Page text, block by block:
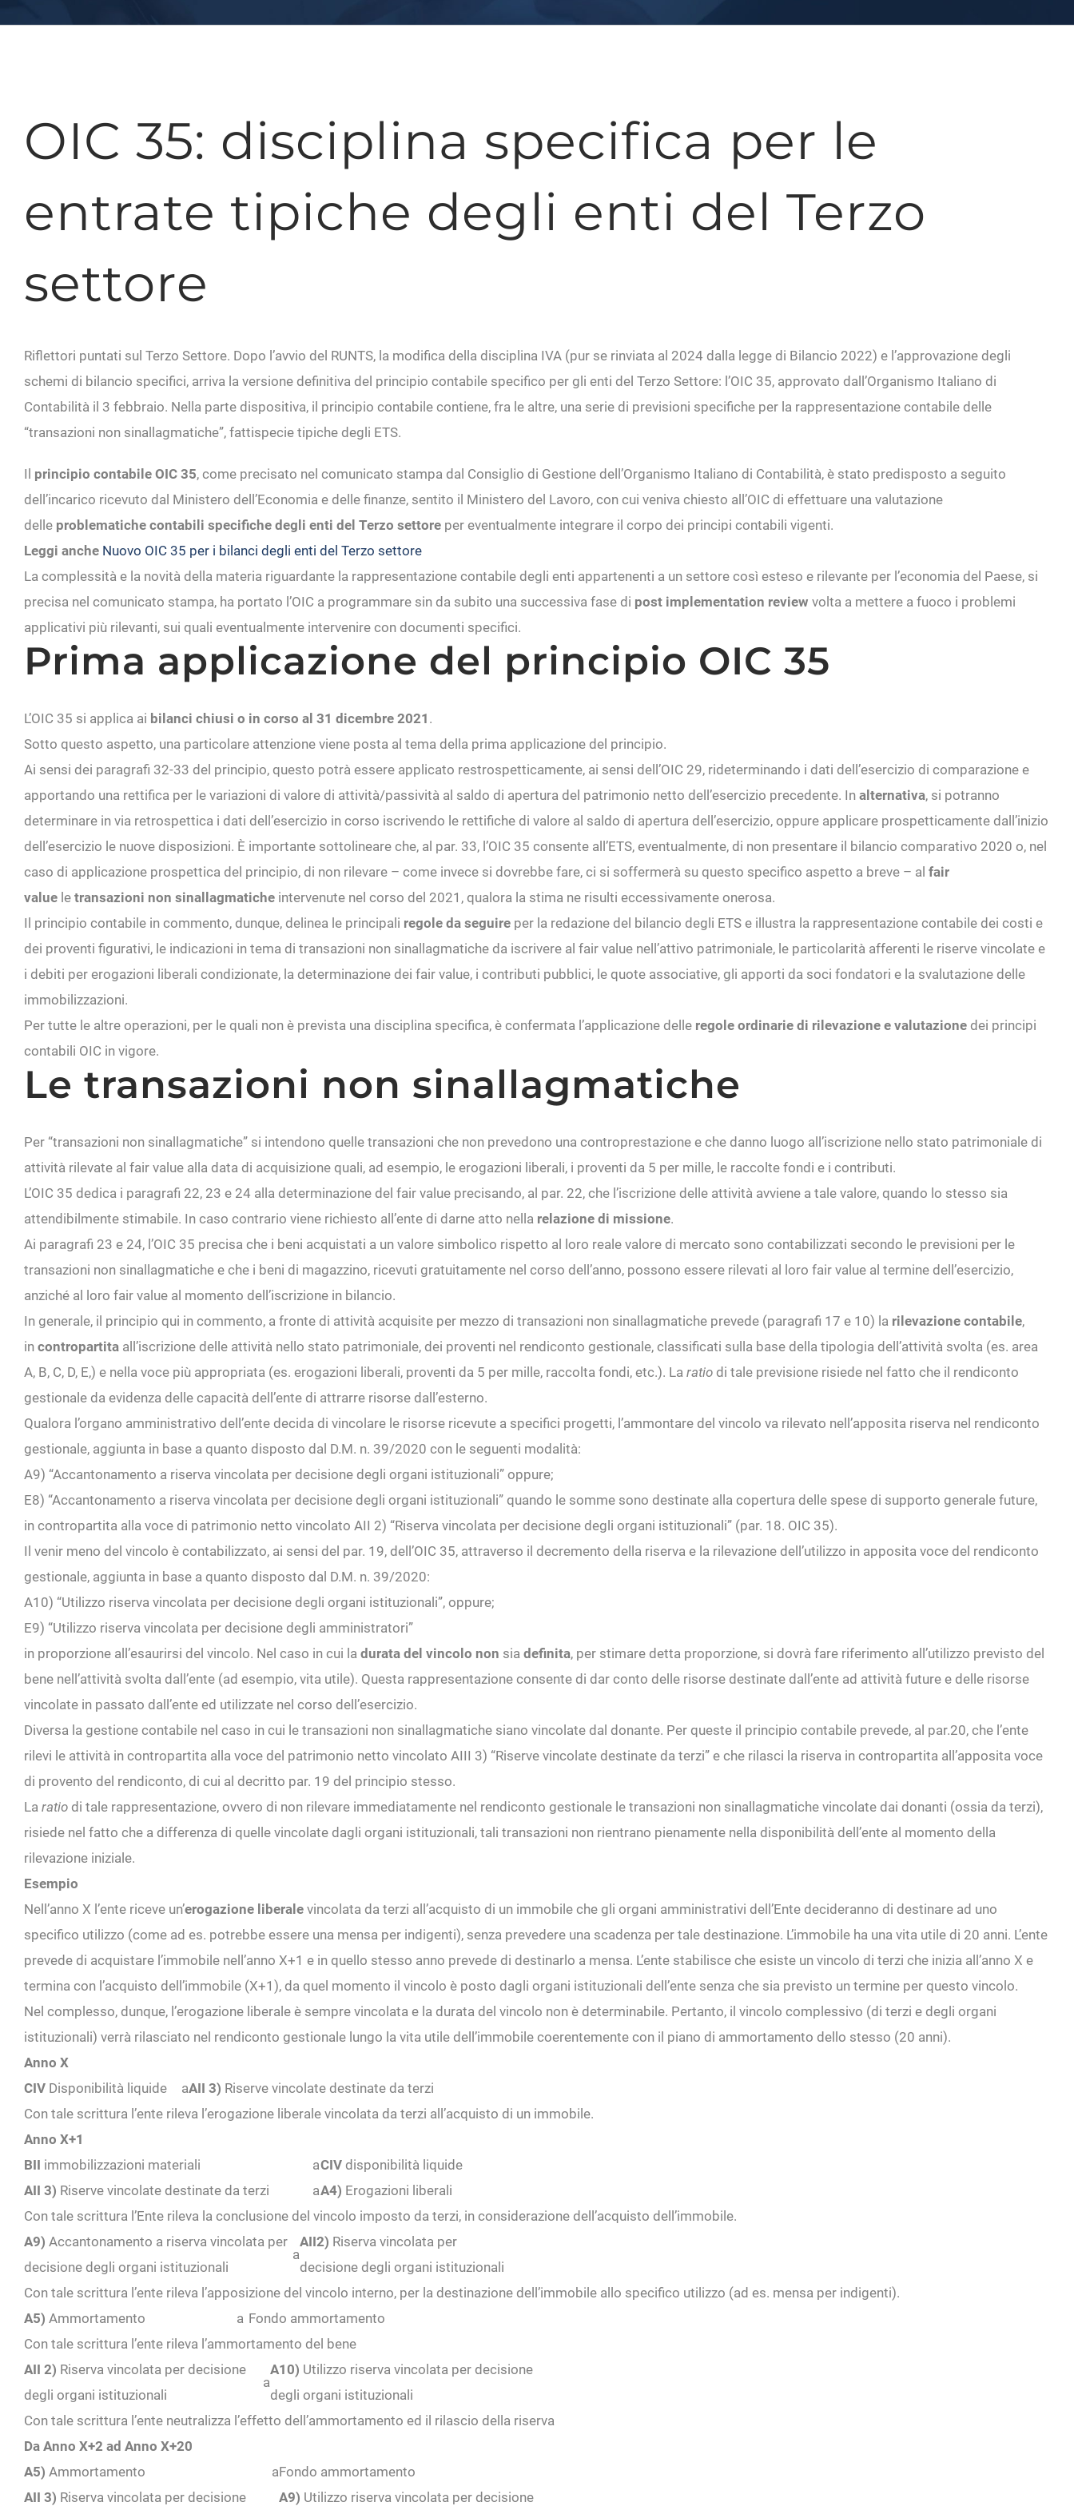
OIC 35: disciplina specifica per le
entrate tipiche degli enti del Terzo
settore
Riflettori puntati sul Terzo Settore. Dopo l’avvio del RUNTS, la modifica della disciplina IVA (pur se rinviata al 2024 dalla legge di Bilancio 2022) e l’approvazione degli
schemi di bilancio specifici, arriva la versione definitiva del principio contabile specifico per gli enti del Terzo Settore: l’OIC 35, approvato dall’Organismo Italiano di
Contabilità il 3 febbraio. Nella parte dispositiva, il principio contabile contiene, fra le altre, una serie di previsioni specifiche per la rappresentazione contabile delle
“transazioni non sinallagmatiche”, fattispecie tipiche degli ETS.
Il principio contabile OIC 35, come precisato nel comunicato stampa dal Consiglio di Gestione dell’Organismo Italiano di Contabilità, è stato predisposto a seguito
dell’incarico ricevuto dal Ministero dell’Economia e delle finanze, sentito il Ministero del Lavoro, con cui veniva chiesto all’OIC di effettuare una valutazione
delle problematiche contabili specifiche degli enti del Terzo settore per eventualmente integrare il corpo dei principi contabili vigenti.
Leggi anche Nuovo OIC 35 per i bilanci degli enti del Terzo settore
La complessità e la novità della materia riguardante la rappresentazione contabile degli enti appartenenti a un settore così esteso e rilevante per l’economia del Paese, si
precisa nel comunicato stampa, ha portato l’OIC a programmare sin da subito una successiva fase di post implementation review volta a mettere a fuoco i problemi
applicativi più rilevanti, sui quali eventualmente intervenire con documenti specifici.
Prima applicazione del principio OIC 35
L’OIC 35 si applica ai bilanci chiusi o in corso al 31 dicembre 2021 .
Sotto questo aspetto, una particolare attenzione viene posta al tema della prima applicazione del principio.
Ai sensi dei paragrafi 32-33 del principio, questo potrà essere applicato restrospetticamente, ai sensi dell’OIC 29, rideterminando i dati dell’esercizio di comparazione e
apportando una rettifica per le variazioni di valore di attività/passività al saldo di apertura del patrimonio netto dell’esercizio precedente. In alternativa, si potranno
determinare in via retrospettica i dati dell’esercizio in corso iscrivendo le rettifiche di valore al saldo di apertura dell’esercizio, oppure applicare prospetticamente dall’inizio
dell’esercizio le nuove disposizioni. È importante sottolineare che, al par. 33, l’OIC 35 consente all’ETS, eventualmente, di non presentare il bilancio comparativo 2020 o, nel
caso di applicazione prospettica del principio, di non rilevare – come invece si dovrebbe fare, ci si soffermerà su questo specifico aspetto a breve – al fair
value le transazioni non sinallagmatiche intervenute nel corso del 2021, qualora la stima ne risulti eccessivamente onerosa.
Il principio contabile in commento, dunque, delinea le principali regole da seguire per la redazione del bilancio degli ETS e illustra la rappresentazione contabile dei costi e
dei proventi figurativi, le indicazioni in tema di transazioni non sinallagmatiche da iscrivere al fair value nell’attivo patrimoniale, le particolarità afferenti le riserve vincolate e
i debiti per erogazioni liberali condizionate, la determinazione dei fair value, i contributi pubblici, le quote associative, gli apporti da soci fondatori e la svalutazione delle
immobilizzazioni.
Per tutte le altre operazioni, per le quali non è prevista una disciplina specifica, è confermata l’applicazione delle regole ordinarie di rilevazione e valutazione dei principi
contabili OIC in vigore.
Le transazioni non sinallagmatiche
Per “transazioni non sinallagmatiche” si intendono quelle transazioni che non prevedono una controprestazione e che danno luogo all’iscrizione nello stato patrimoniale di
attività rilevate al fair value alla data di acquisizione quali, ad esempio, le erogazioni liberali, i proventi da 5 per mille, le raccolte fondi e i contributi.
L’OIC 35 dedica i paragrafi 22, 23 e 24 alla determinazione del fair value precisando, al par. 22, che l’iscrizione delle attività avviene a tale valore, quando lo stesso sia
attendibilmente stimabile. In caso contrario viene richiesto all’ente di darne atto nella relazione di missione.
Ai paragrafi 23 e 24, l’OIC 35 precisa che i beni acquistati a un valore simbolico rispetto al loro reale valore di mercato sono contabilizzati secondo le previsioni per le
transazioni non sinallagmatiche e che i beni di magazzino, ricevuti gratuitamente nel corso dell’anno, possono essere rilevati al loro fair value al termine dell’esercizio,
anziché al loro fair value al momento dell’iscrizione in bilancio.
In generale, il principio qui in commento, a fronte di attività acquisite per mezzo di transazioni non sinallagmatiche prevede (paragrafi 17 e 10) la rilevazione contabile,
in contropartita all’iscrizione delle attività nello stato patrimoniale, dei proventi nel rendiconto gestionale, classificati sulla base della tipologia dell’attività svolta (es. area
A, B, C, D, E,) e nella voce più appropriata (es. erogazioni liberali, proventi da 5 per mille, raccolta fondi, etc.). La ratio di tale previsione risiede nel fatto che il rendiconto
gestionale da evidenza delle capacità dell’ente di attrarre risorse dall’esterno.
Qualora l’organo amministrativo dell’ente decida di vincolare le risorse ricevute a specifici progetti, l’ammontare del vincolo va rilevato nell’apposita riserva nel rendiconto
gestionale, aggiunta in base a quanto disposto dal D.M. n. 39/2020 con le seguenti modalità:
A9) “Accantonamento a riserva vincolata per decisione degli organi istituzionali” oppure;
E8) “Accantonamento a riserva vincolata per decisione degli organi istituzionali” quando le somme sono destinate alla copertura delle spese di supporto generale future,
in contropartita alla voce di patrimonio netto vincolato AII 2) “Riserva vincolata per decisione degli organi istituzionali” (par. 18. OIC 35).
Il venir meno del vincolo è contabilizzato, ai sensi del par. 19, dell’OIC 35, attraverso il decremento della riserva e la rilevazione dell’utilizzo in apposita voce del rendiconto
gestionale, aggiunta in base a quanto disposto dal D.M. n. 39/2020:
A10) “Utilizzo riserva vincolata per decisione degli organi istituzionali”, oppure;
E9) “Utilizzo riserva vincolata per decisione degli amministratori”
in proporzione all’esaurirsi del vincolo. Nel caso in cui la durata del vincolo non sia definita, per stimare detta proporzione, si dovrà fare riferimento all’utilizzo previsto del
bene nell’attività svolta dall’ente (ad esempio, vita utile). Questa rappresentazione consente di dar conto delle risorse destinate dall’ente ad attività future e delle risorse
vincolate in passato dall’ente ed utilizzate nel corso dell’esercizio.
Diversa la gestione contabile nel caso in cui le transazioni non sinallagmatiche siano vincolate dal donante. Per queste il principio contabile prevede, al par.20, che l’ente
rilevi le attività in contropartita alla voce del patrimonio netto vincolato AIII 3) “Riserve vincolate destinate da terzi” e che rilasci la riserva in contropartita all’apposita voce
di provento del rendiconto, di cui al decritto par. 19 del principio stesso.
La ratio di tale rappresentazione, ovvero di non rilevare immediatamente nel rendiconto gestionale le transazioni non sinallagmatiche vincolate dai donanti (ossia da terzi),
risiede nel fatto che a differenza di quelle vincolate dagli organi istituzionali, tali transazioni non rientrano pienamente nella disponibilità dell’ente al momento della
rilevazione iniziale.
Esempio
Nell’anno X l’ente riceve un’erogazione liberale vincolata da terzi all’acquisto di un immobile che gli organi amministrativi dell’Ente decideranno di destinare ad uno
specifico utilizzo (come ad es. potrebbe essere una mensa per indigenti), senza prevedere una scadenza per tale destinazione. L’immobile ha una vita utile di 20 anni. L’ente
prevede di acquistare l’immobile nell’anno X+1 e in quello stesso anno prevede di destinarlo a mensa. L’ente stabilisce che esiste un vincolo di terzi che inizia all’anno X e
termina con l’acquisto dell’immobile (X+1), da quel momento il vincolo è posto dagli organi istituzionali dell’ente senza che sia previsto un termine per questo vincolo.
Nel complesso, dunque, l’erogazione liberale è sempre vincolata e la durata del vincolo non è determinabile. Pertanto, il vincolo complessivo (di terzi e degli organi
istituzionali) verrà rilasciato nel rendiconto gestionale lungo la vita utile dell’immobile coerentemente con il piano di ammortamento dello stesso (20 anni).
Anno X
CIV Disponibilità liquide aAII 3) Riserve vincolate destinate da terzi
Con tale scrittura l’ente rileva l’erogazione liberale vincolata da terzi all’acquisto di un immobile.
Anno X+1
BII immobilizzazioni materiali aCIV disponibilità liquide
AII 3) Riserve vincolate destinate da terzi aA4) Erogazioni liberali
Con tale scrittura l’Ente rileva la conclusione del vincolo imposto da terzi, in considerazione dell’acquisto dell’immobile.
A9) Accantonamento a riserva vincolata per
decisione degli organi istituzionali
a
AII2) Riserva vincolata per
decisione degli organi istituzionali
Con tale scrittura l’ente rileva l’apposizione del vincolo interno, per la destinazione dell’immobile allo specifico utilizzo (ad es. mensa per indigenti).
A5) Ammortamento a Fondo ammortamento
Con tale scrittura l’ente rileva l’ammortamento del bene
AII 2) Riserva vincolata per decisione
degli organi istituzionali
a
A10) Utilizzo riserva vincolata per decisione
degli organi istituzionali
Con tale scrittura l’ente neutralizza l’effetto dell’ammortamento ed il rilascio della riserva
Da Anno X+2 ad Anno X+20
A5) Ammortamento aFondo ammortamento
AII 3) Riserva vincolata per decisione
A9) Utilizzo riserva vincolata per decisione